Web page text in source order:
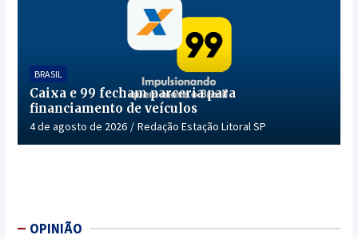
BRASIL
Caixa e 99 fecham parceria para
financiamento de veículos
4 de agosto de 2026 Redação Estação Litoral SP
OPINIÃO